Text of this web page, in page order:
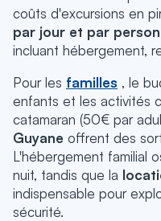
coûts d'excursions en
par jour et par
incluant hébergement,
Pour les familles , le
enfants et les activités
catamaran (50€ par
Guyane offrent des
L'hébergement familial
nuit, tandis que la
indispensable pour
sécurité.